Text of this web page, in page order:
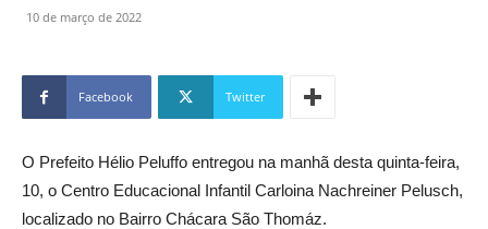
10 de março de 2022
Facebook Twitter
O Prefeito Hélio Peluffo entregou na manhã desta quinta-feira,
10, o Centro Educacional Infantil Carloina Nachreiner Pelusch,
localizado no Bairro Chácara São Thomáz.